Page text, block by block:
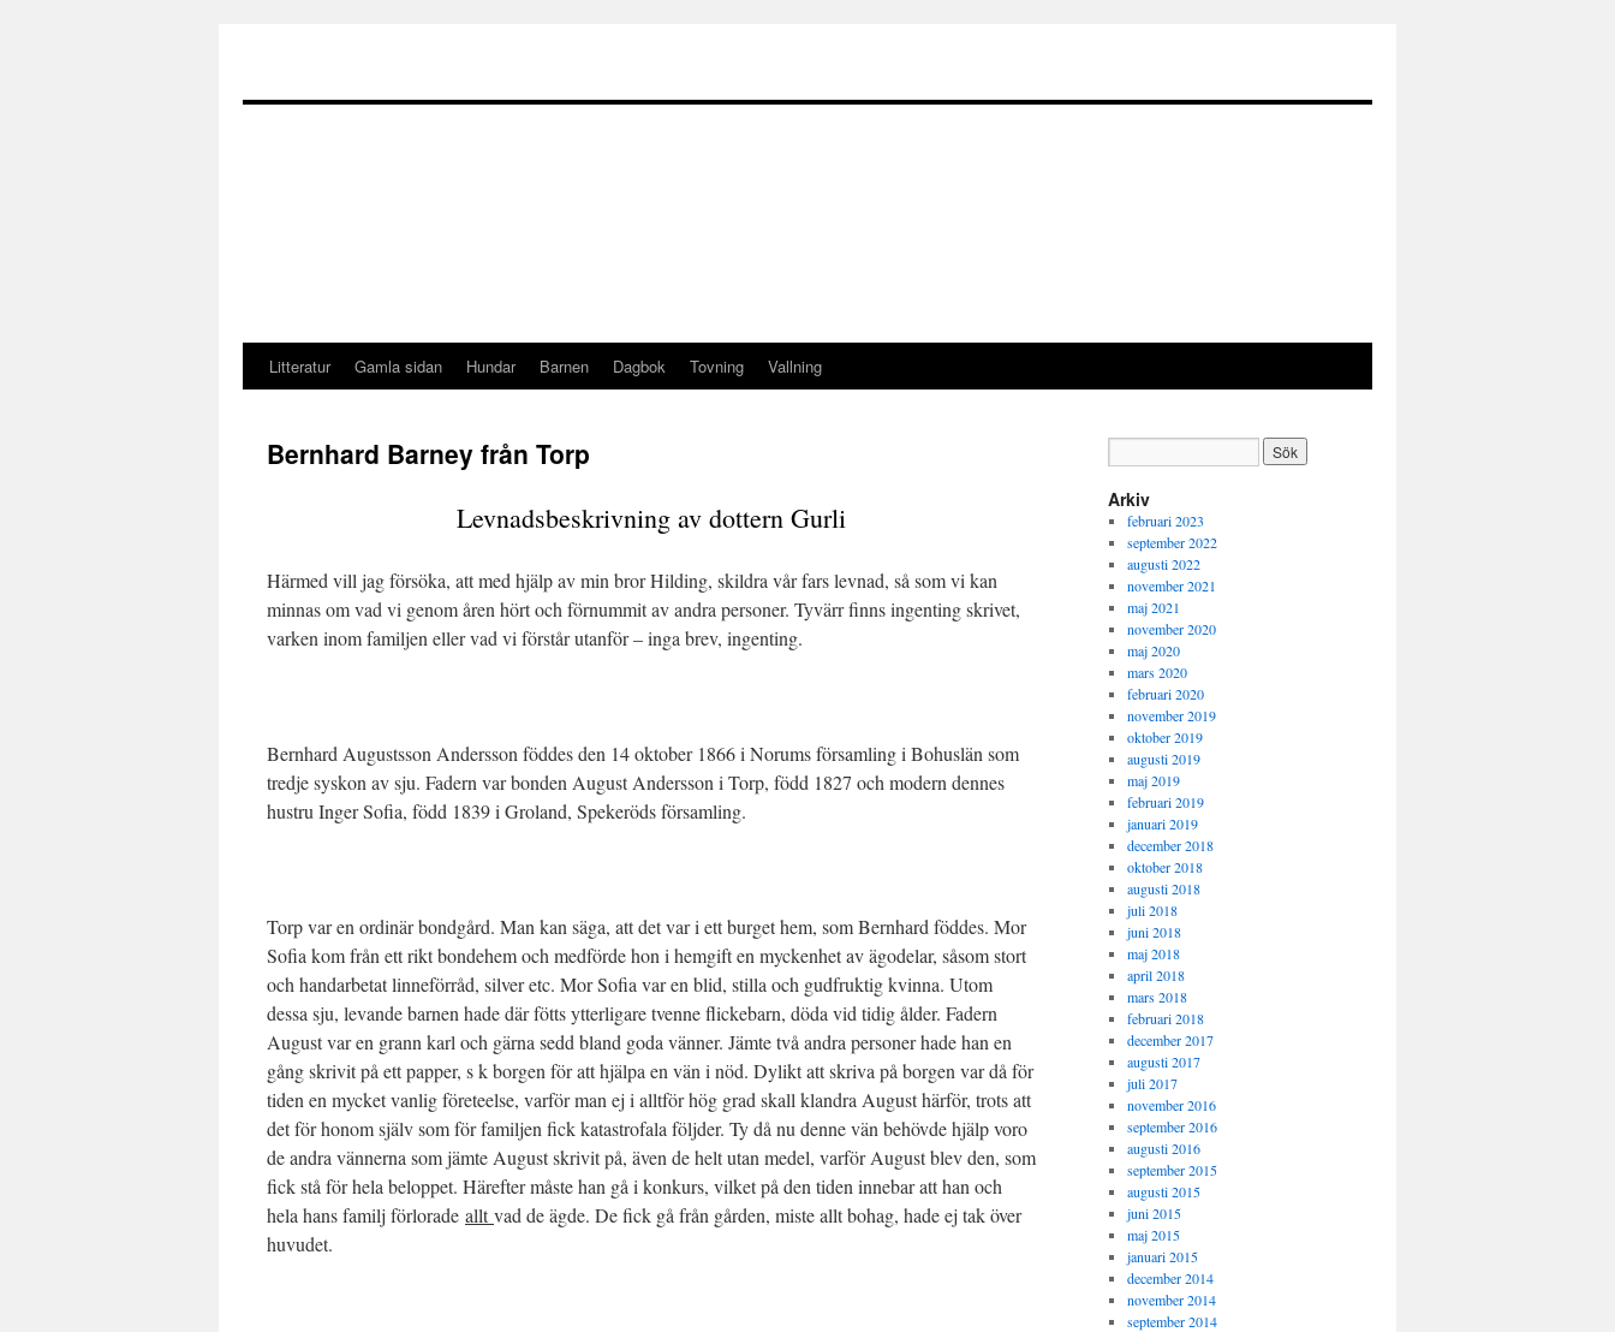
Litteratur Gamla sidan Hundar Barnen Dagbok Tovning Vallning
Bernhard Barney från Torp
Levnadsbeskrivning av dottern Gurli
Härmed vill jag försöka, att med hjälp av min bror Hilding, skildra vår fars levnad, så som vi kan
minnas om vad vi genom åren hört och förnummit av andra personer. Tyvärr finns ingenting skrivet,
varken inom familjen eller vad vi förstår utanför – inga brev, ingenting.
Bernhard Augustsson Andersson föddes den 14 oktober 1866 i Norums församling i Bohuslän som
tredje syskon av sju. Fadern var bonden August Andersson i Torp, född 1827 och modern dennes
hustru Inger Sofia, född 1839 i Groland, Spekeröds församling.
Torp var en ordinär bondgård. Man kan säga, att det var i ett burget hem, som Bernhard föddes. Mor
Sofia kom från ett rikt bondehem och medförde hon i hemgift en myckenhet av ägodelar, såsom stort
och handarbetat linneförråd, silver etc. Mor Sofia var en blid, stilla och gudfruktig kvinna. Utom
dessa sju, levande barnen hade där fötts ytterligare tvenne flickebarn, döda vid tidig ålder. Fadern
August var en grann karl och gärna sedd bland goda vänner. Jämte två andra personer hade han en
gång skrivit på ett papper, s k borgen för att hjälpa en vän i nöd. Dylikt att skriva på borgen var då för
tiden en mycket vanlig företeelse, varför man ej i alltför hög grad skall klandra August härför, trots att
det för honom själv som för familjen fick katastrofala följder. Ty då nu denne vän behövde hjälp voro
de andra vännerna som jämte August skrivit på, även de helt utan medel, varför August blev den, som
fick stå för hela beloppet. Härefter måste han gå i konkurs, vilket på den tiden innebar att han och
hela hans familj förlorade alltvad de ägde. De fick gå från gården, miste allt bohag, hade ej tak över
huvudet.
Arkiv
februari 2023
september 2022
augusti 2022
november 2021
maj 2021
november 2020
maj 2020
mars 2020
februari 2020
november 2019
oktober 2019
augusti 2019
maj 2019
februari 2019
januari 2019
december 2018
oktober 2018
augusti 2018
juli 2018
juni 2018
maj 2018
april 2018
mars 2018
februari 2018
december 2017
augusti 2017
juli 2017
november 2016
september 2016
augusti 2016
september 2015
augusti 2015
juni 2015
maj 2015
januari 2015
december 2014
november 2014
september 2014